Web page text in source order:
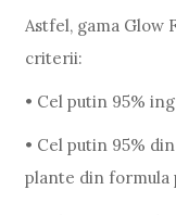
Astfel, gama Glow
criterii:
• Cel putin 95%
• Cel putin 95%
plante din formula